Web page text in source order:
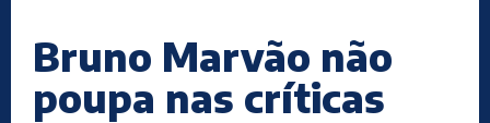
Bruno Marvão não
poupa nas críticas